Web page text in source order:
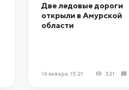
Две ледовые дороги
открыли в Амурской
области
14 января, 15:21 321